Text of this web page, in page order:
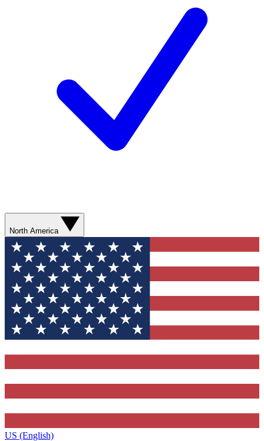
North America
US (English)